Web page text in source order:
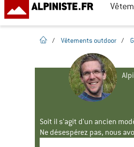
Page d'accueil
/ Vêtements outdoor /
Soit il s'agit d'un ancien
Ne désespérez pas, nous